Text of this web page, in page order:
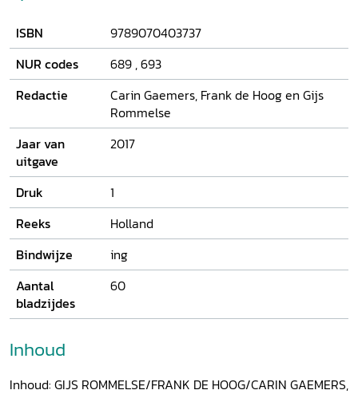
HistorischTijdschriftwil deze lacune enigszins vullen. Naast
artikelen van Ronald de Graaf, Gijs Rommelse, Jeroen ter
Brugge, Wim Klinkert en Jelmer Rotteveel bevat dit
nummer onder andere ook, in de rubriek 'Tijdingen', een
weerslag van het actuele maatschappelijke debat over de
begane oorlogsmisdaden uit het eigen verleden. Voor dit
stuk sprak Carin Gaemers met de bekende
mensenrechtenadvocate Liesbeth Zegveld.
ISBN
9789070403737
NUR codes
689 ,693
Redactie
Carin Gaemers, Frank de Hoog en Gijs
Rommelse
Jaar van
uitgave
2017
Druk
1
Reeks
Holland
Bindwijze
ing
Aantal
bladzijdes
60
Inhoud
Inhoud: GIJS ROMMELSE/FRANK DE HOOG/CARIN GAEMERS,